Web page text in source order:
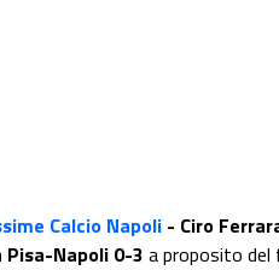
Calcio Napoli - Ciro
Napoli 0-3 a proposito del